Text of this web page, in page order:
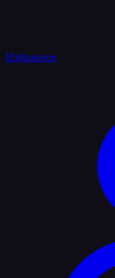
Избранное